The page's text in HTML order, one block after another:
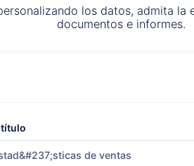
los datos, admita
documentos e informes.